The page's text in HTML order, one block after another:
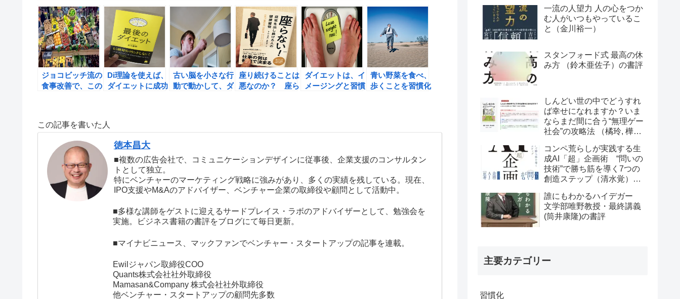
べてはいけないの
か？
をしてはいけない
理由。
たの寿命はどうな
オメガ３で体の炎
症反応も減らせる
のか？
健康が保たれると
いうが本当か？？
を過ごせている！
ジョコビッチ流の
食事改善で、この
Di理論を使えば、
ダイエットに成功
古い脳を小さな行
動で動かして、ダ
座り続けることは
悪なのか？ 座ら
ダイエットは、イ
メージングと習慣
青い野菜を食べ、
歩くことを習慣化
この記事を書いた人
徳本昌大
■複数の広告会社で、コミュニケーションデザインに従事後、企業支援のコンサルタン
トとして独立。
特にベンチャーのマーケティング戦略に強みがあり、多くの実績を残している。現在、
IPO支援やM&Aのアドバイザー、ベンチャー企業の取締役や顧問として活動中。
■多様な講師をゲストに迎えるサードプレイス・ラボのアドバイザーとして、勉強会を
実施。ビジネス書籍の書評をブログにて毎日更新。
■マイナビニュース、マックファンでベンチャー・スタートアップの記事を連載。
Ewilジャパン取締役COO
Quants株式会社社外取締役
Mamasan&Company 株式会社社外取締役
他ベンチャー・スタートアップの顧問先多数
一流の人望力 人の心をつか
む人がいつもやっているこ
と（金川裕一）
スタンフォード式 最高の休
み方 （鈴木亜佐子）の書評
しんどい世の中でどうすれ
ば幸せになれますか？いま
ならまだ間に合う“無理ゲー
社会”の攻略法 （橘玲, 樺山
コンペ荒らしが実践する生
成AI「超」企画術 “問いの
技術”で勝ち筋を導く7つの
創造ステップ（清水覚）の
誰にもわかるハイデガー
文学部唯野教授・最終講義
(筒井康隆)の書評
主要カテゴリー
習慣化